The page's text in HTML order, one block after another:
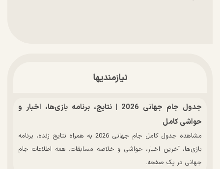
نیازمندیها
جدول جام جهانی 2026 | نتایج، برنامه بازی‌ها، اخبار و
حواشی کامل
مشاهده جدول کامل جام جهانی 2026 به همراه نتایج زنده، برنامه
بازی‌ها، آخرین اخبار، حواشی و خلاصه مسابقات. همه اطلاعات جام
جهانی در یک صفحه.